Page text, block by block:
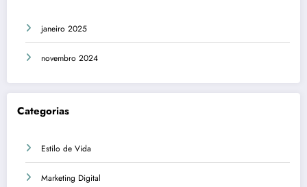
janeiro 2025
novembro 2024
Categorias
Estilo de Vida
Marketing Digital